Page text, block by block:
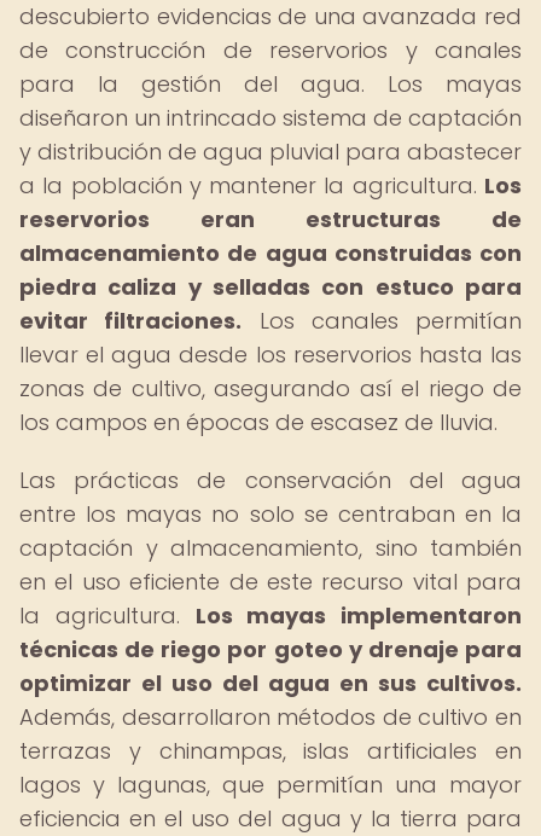
descubierto evidencias de una avanzada red
de construcción de reservorios y canales
para la gestión del agua. Los mayas
diseñaron un intrincado sistema de captación
y distribución de agua pluvial para abastecer
a la población y mantener la agricultura. Los
reservorios eran estructuras de
almacenamiento de agua construidas con
piedra caliza y selladas con estuco para
evitar filtraciones. Los canales permitían
llevar el agua desde los reservorios hasta las
zonas de cultivo, asegurando así el riego de
los campos en épocas de escasez de lluvia.
Las prácticas de conservación del agua
entre los mayas no solo se centraban en la
captación y almacenamiento, sino también
en el uso eficiente de este recurso vital para
la agricultura. Los mayas implementaron
técnicas de riego por goteo y drenaje para
optimizar el uso del agua en sus cultivos.
Además, desarrollaron métodos de cultivo en
terrazas y chinampas, islas artificiales en
lagos y lagunas, que permitían una mayor
eficiencia en el uso del agua y la tierra para